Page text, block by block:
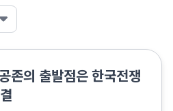
존의 출발점은 한국전쟁